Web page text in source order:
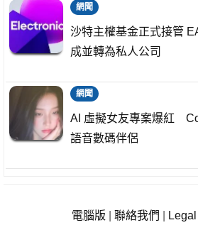
網聞
沙特主權基金正式接管
成並轉為私人公司
網聞
AI 虛擬女友專案爆紅
語音數碼伴侶
電腦版 聯絡我們 Legal